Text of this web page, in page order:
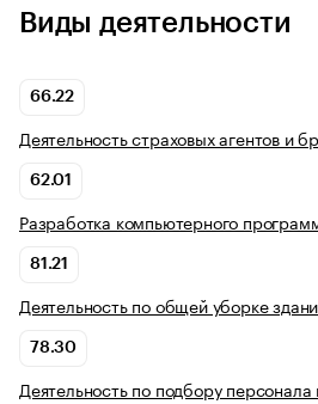
Виды деятельности
66.22
Деятельность страховых агентов и
62.01
Разработка компьютерного
81.21
Деятельность по общей уборке
78.30
Деятельность по подбору персонала